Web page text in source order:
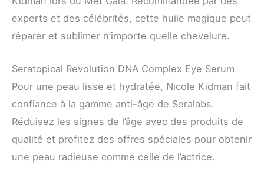
experts et des célébrités, cette huile magique peut
réparer et sublimer n’importe quelle chevelure.
Seratopical Revolution DNA Complex Eye Serum
Pour une peau lisse et hydratée, Nicole Kidman fait
confiance à la gamme anti-âge de Seralabs.
Réduisez les signes de l’âge avec des produits de
qualité et profitez des offres spéciales pour obtenir
une peau radieuse comme celle de l’actrice.